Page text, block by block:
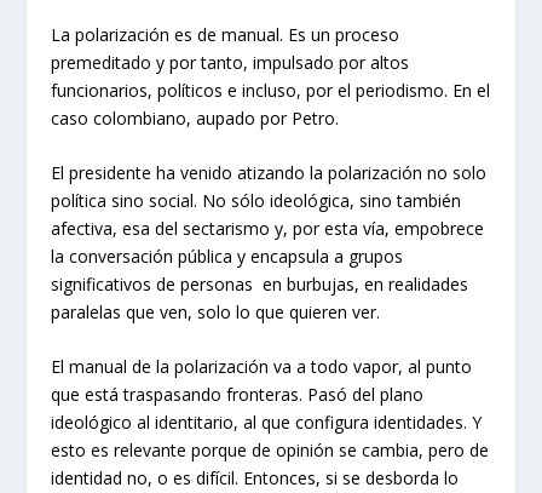
La polarización es de manual. Es un proceso
premeditado y por tanto, impulsado por altos
funcionarios, políticos e incluso, por el periodismo. En el
caso colombiano, aupado por Petro.
El presidente ha venido atizando la polarización no solo
política sino social. No sólo ideológica, sino también
afectiva, esa del sectarismo y, por esta vía, empobrece
la conversación pública y encapsula a grupos
significativos de personas en burbujas, en realidades
paralelas que ven, solo lo que quieren ver.
El manual de la polarización va a todo vapor, al punto
que está traspasando fronteras. Pasó del plano
ideológico al identitario, al que configura identidades. Y
esto es relevante porque de opinión se cambia, pero de
identidad no, o es difícil. Entonces, si se desborda lo